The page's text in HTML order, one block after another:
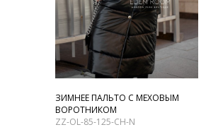
ЗИМНЕЕ ПАЛЬТО С МЕХОВЫМ
ВОРОТНИКОМ
ZZ-OL-85-125-CH-N